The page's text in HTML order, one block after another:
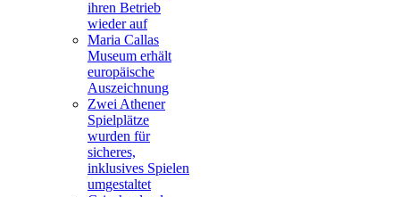
ihren Betrieb
wieder auf
Maria Callas
Museum erhält
europäische
Auszeichnung
Zwei Athener
Spielplätze
wurden für
sicheres,
inklusives Spielen
umgestaltet